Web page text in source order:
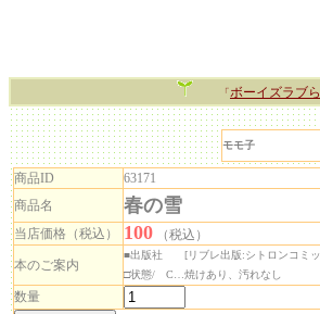
「ボーイズラブ
モモ子
商品ID
63171
商品名
春の雪
当店価格（税込） 100
（税込）
本のご案内
■出版社 [リブレ出版:シトロンコミ
□状態/ C…焼けあり、汚れなし
数量